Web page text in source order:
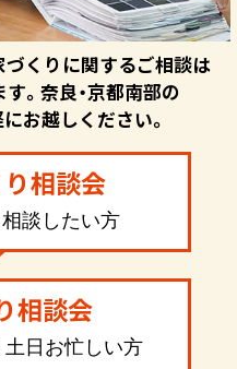
づくりに関するご相談は
。奈良・京都南部の
お越しください。
相談会
談したい方
相談会
日お忙しい方